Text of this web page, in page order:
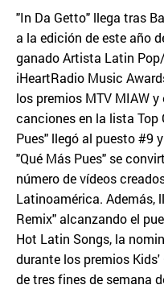
"In Da Getto" llega tras
a la edición de este año
ganado Artista Latin
iHeartRadio Music
los premios MTV MIAW
canciones en la lista Top
Pues" llegó al puesto #9
"Qué Más Pues" se
número de vídeos
Latinoamérica. Además,
Remix" alcanzando el
Hot Latin Songs, la
durante los premios
de tres fines de semana